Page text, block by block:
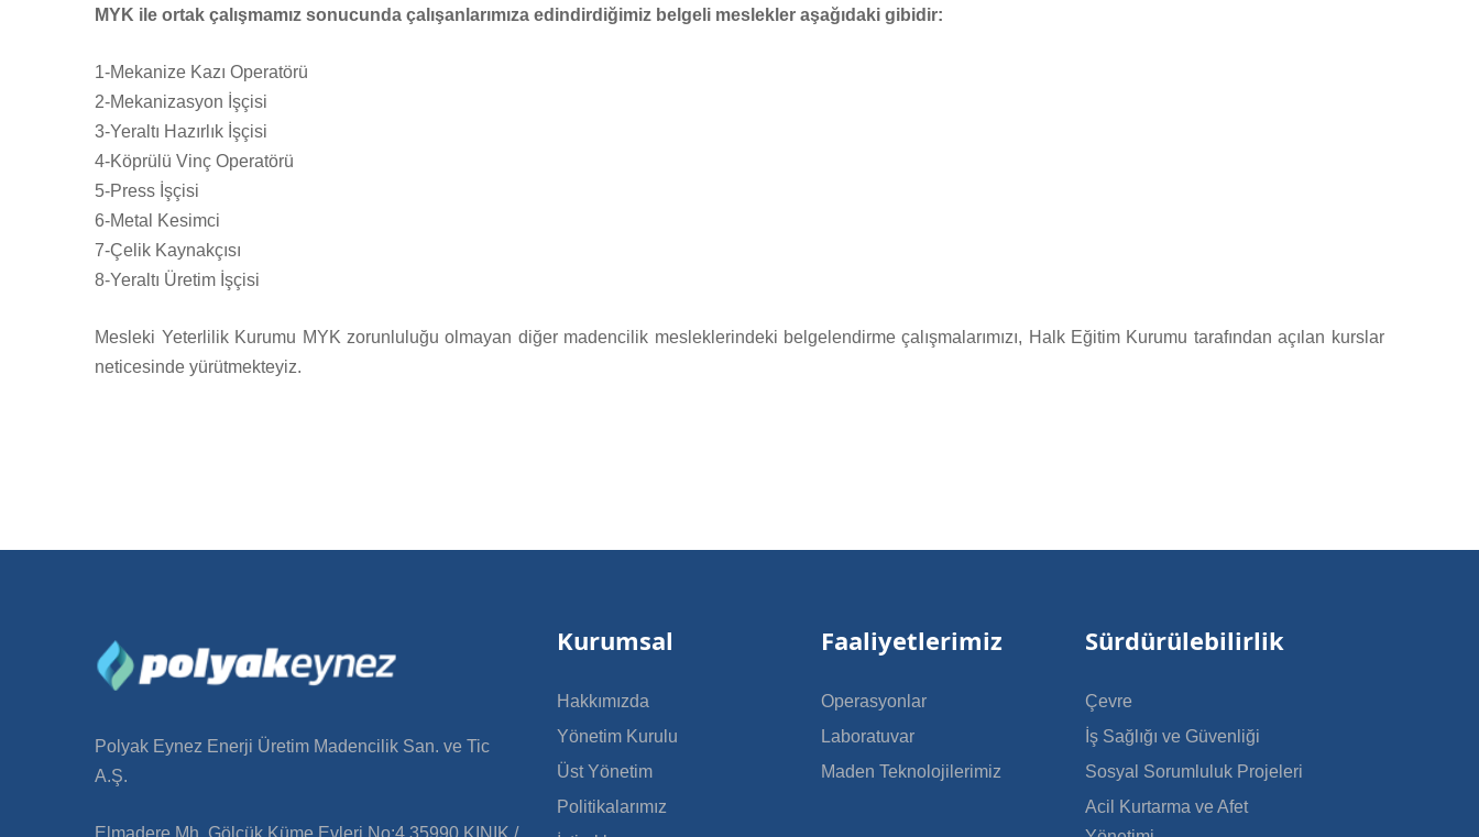
MYK ile ortak çalışmamız sonucunda çalışanlarımıza edindirdiğimiz belgeli meslekler aşağıdaki gibidir:
1-Mekanize Kazı Operatörü
2-Mekanizasyon İşçisi
3-Yeraltı Hazırlık İşçisi
4-Köprülü Vinç Operatörü
5-Press İşçisi
6-Metal Kesimci
7-Çelik Kaynakçısı
8-Yeraltı Üretim İşçisi
Mesleki Yeterlilik Kurumu MYK zorunluluğu olmayan diğer madencilik mesleklerindeki belgelendirme çalışmalarımızı, Halk Eğitim Kurumu tarafından açılan kurslar
neticesinde yürütmekteyiz.
Polyak Eynez Enerji Üretim Madencilik San. ve Tic
A.Ş.
Elmadere Mh. Gölcük Küme Evleri No:4 35990 KINIK /
Kurumsal
Hakkımızda
Yönetim Kurulu
Üst Yönetim
Politikalarımız
Faaliyetlerimiz
Operasyonlar
Laboratuvar
Maden Teknolojilerimiz
Sürdürülebilirlik
Çevre
İş Sağlığı ve Güvenliği
Sosyal Sorumluluk Projeleri
Acil Kurtarma ve Afet